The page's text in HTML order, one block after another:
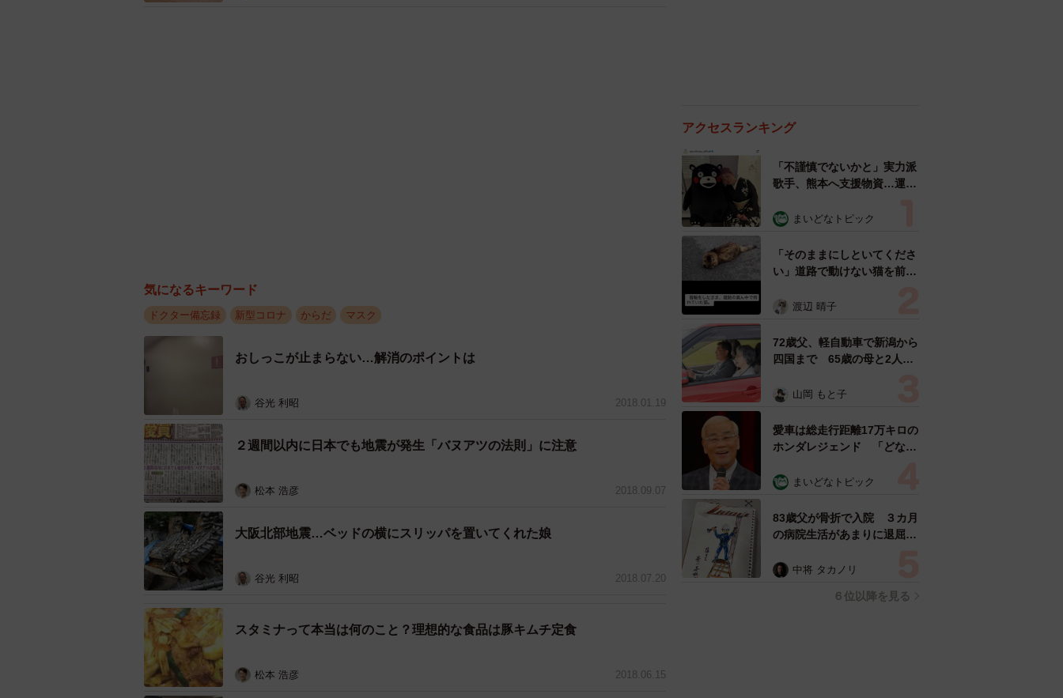
(1)歯磨きでプラーク除去
歯と歯の間に取り残されたプラークは口臭の原因になります。特に、寝ている間は唾液の
分泌が少なく口内に細菌が繁殖しやすいので、就寝前の歯磨きは念入りにしてください。
気になるキーワード
ドクター備忘録 新型コロナ からだ マスク
おしっこが止まらない…解消のポイントは
谷光 利昭 2018.01.19
２週間以内に日本でも地震が発生「バヌアツの法則」に注意
松本 浩彦 2018.09.07
大阪北部地震…ベッドの横にスリッパを置いてくれた娘
谷光 利昭 2018.07.20
スタミナって本当は何のこと？理想的な食品は豚キムチ定食
松本 浩彦 2018.06.15
アクセスランキング
「不謹慎でないかと」実力派
歌手、熊本へ支援物資…運搬
めらい 「痛いほど伝わる」
まいどなトピック
「そのままにしといてくださ
い」道路で動けない猫を前に
ようとした4日間 「命の重
表の訴え
渡辺 晴子
72歳父、軽自動車で新潟から
四国まで 65歳の母と2人で
憩まで分刻み… 「大学生で
山岡 もと子
愛車は総走行距離17万キロの
ホンダレジェンド 「どなた
所漫才師が譲渡の意向
まいどなトピック
83歳父が骨折で入院 ３カ月
の病院生活があまりに退屈で
い！」→スケッチブックを見
中将 タカノリ
６位以降を見る